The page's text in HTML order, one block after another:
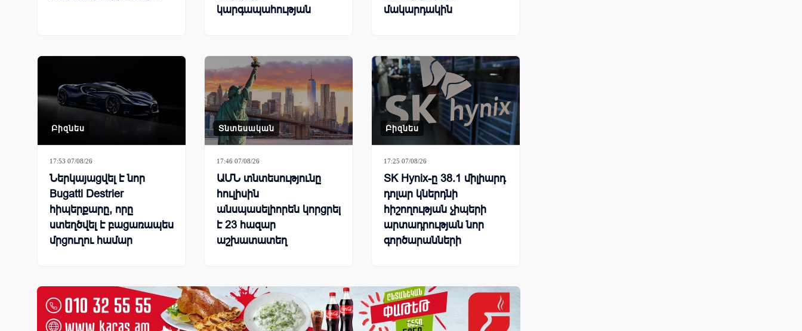
կարգապահության
մակարդակին
Բիզնես
17:53 07/08/26
Ներկայացվել է նոր
Bugatti Destrier
հիպերքարը, որը
ստեղծվել է բացառապես
մրցուղու համար
Տնտեսական
17:46 07/08/26
ԱՄՆ տնտեսությունը
հուլիսին
անսպասելիորեն կորցրել
է 23 հազար
աշխատատեղ
Բիզնես
17:25 07/08/26
SK Hynix-ը 38.1 միլիարդ
դոլար կներդնի
հիշողության չիպերի
արտադրության նոր
գործարանների